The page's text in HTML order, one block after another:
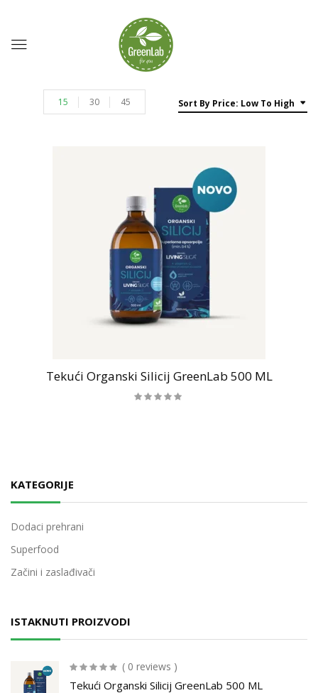
KATEGORIJE
Dodaci prehrani
Superfood
Začini i zaslađivači
ISTAKNUTI PROIZVODI
( 0 reviews )
Tekući Organski Silicij GreenLab 500 ML
Sort By Price: Low To High
15 30 45
Tekući Organski Silicij GreenLab 500 ML